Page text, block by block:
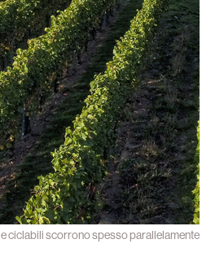
ciclabili scorrono spesso parallelamente